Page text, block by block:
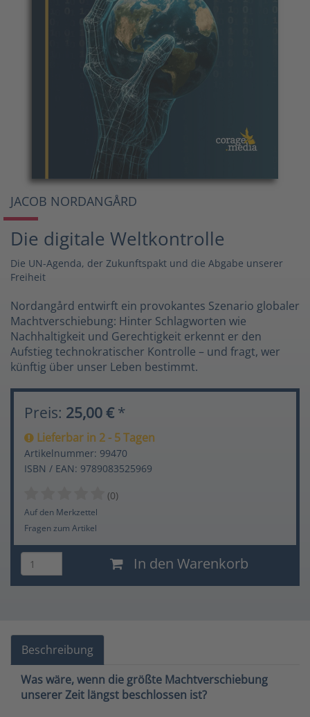
JACOB NORDANGÅRD
Die digitale Weltkontrolle
Die UN-Agenda, der Zukunftspakt und die Abgabe unserer
Freiheit
Nordangård entwirft ein provokantes Szenario globaler
Machtverschiebung: Hinter Schlagworten wie
Nachhaltigkeit und Gerechtigkeit erkennt er den
Aufstieg technokratischer Kontrolle – und fragt, wer
künftig über unser Leben bestimmt.
Preis: 25,00 € *
Lieferbar in 2 - 5 Tagen
Artikelnummer: 99470
ISBN / EAN: 9789083525969
(0)
Auf den Merkzettel
Fragen zum Artikel
In den Warenkorb
Beschreibung
Was wäre, wenn die größte Machtverschiebung
unserer Zeit längst beschlossen ist?